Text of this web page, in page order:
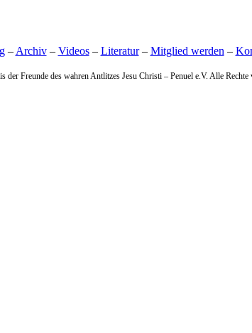
– Archiv– Videos– Literatur– Mitglied werden –
der Freunde des wahren Antlitzes Jesu Christi – Penuel e.V. Alle Rechte